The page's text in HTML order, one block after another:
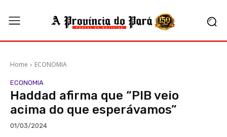
Home ECONOMIA
ECONOMIA
Haddad afirma que “PIB veio
acima do que esperávamos”
01/03/2024